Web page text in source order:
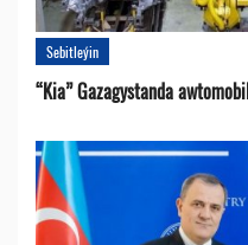
Sebitleýin
“Kia” Gazagystanda